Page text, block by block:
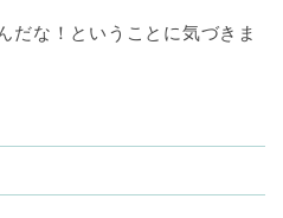
だな！ということに気づきま